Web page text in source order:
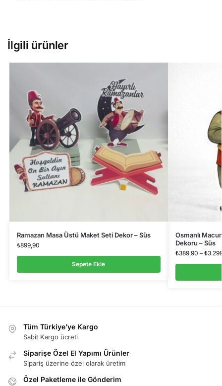
İlgili ürünler
Ramazan Masa Üstü Maket Seti Dekor – Süs
₺899,90
Sepete Ekle
Osmanlı
Dekoru – Süs
₺389,90 – ₺
Tüm Türkiye’ye Kargo
Sabit Kargo ücreti
Siparişe Özel El Yapımı Ürünler
Sipariş üzerine özel olarak üretim
Özel Paketleme ile Gönderim